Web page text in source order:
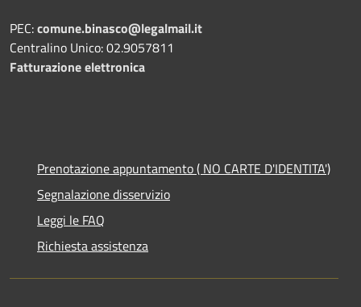
PEC:comune.binasco@legalmail.it
Centralino Unico: 02.9057811
Fatturazione elettronica
Prenotazione appuntamento ( NO CARTE D'IDENTITA')
Segnalazione disservizio
Leggi le FAQ
Richiesta assistenza